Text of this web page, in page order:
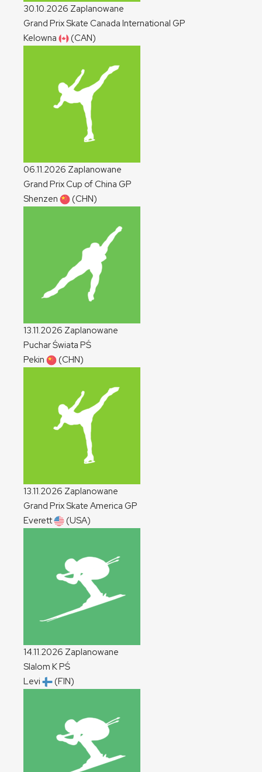
30.10.2026 Zaplanowane
Grand Prix Skate Canada International GP
Kelowna
(CAN)
06.11.2026 Zaplanowane
Grand Prix Cup of China GP
Shenzen
(CHN)
13.11.2026 Zaplanowane
Puchar Świata PŚ
Pekin
(CHN)
13.11.2026 Zaplanowane
Grand Prix Skate America GP
Everett
(USA)
14.11.2026 Zaplanowane
Slalom KPŚ
Levi
(FIN)